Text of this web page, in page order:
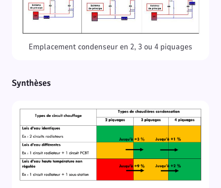
Emplacement condenseur en 2, 3 ou 4 piquages
Synthèses